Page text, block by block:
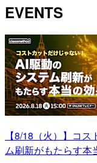
EVENTS
【8/18（火）】コ
ム刷新がもたらす本